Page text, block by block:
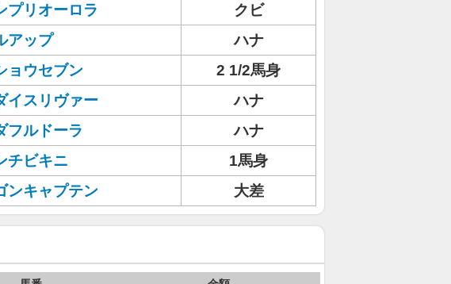
プリオーロラ
クビ
アップ
ハナ
ョウセブン
2 1/2馬身
イスリヴァー
ハナ
フルドーラ
ハナ
チビキニ
1馬身
ンキャプテン 大差